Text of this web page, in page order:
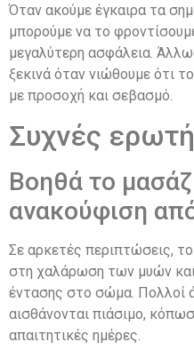
Όταν ακούμε έγκαιρα τα
μπορούμε να το
μεγαλύτερη ασφάλεια.
ξεκινά όταν νιώθουμε ότι
με προσοχή και σεβασμό.
Συχνές
Βοηθά το
ανακούφιση
Σε αρκετές περιπτώσεις,
στη χαλάρωση των μυών
έντασης στο σώμα. Πολλοί
αισθάνονται πιάσιμο,
απαιτητικές ημέρες.